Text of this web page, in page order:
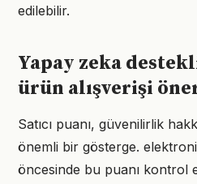
edilebilir.
Yapay zeka
ürün alışverişi
Satıcı puanı, güvenilirlik
önemli bir gösterge.
öncesinde bu puanı kontrol